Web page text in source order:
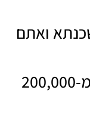
ואתם
הלוואות לבעלי נכסים החל מ-200,000